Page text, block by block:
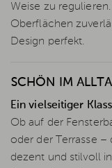
Weise zu
Oberflächen
Design perfekt.
SCHÖN IM
Ein vielseitiger
Ob auf der
oder der Terrasse
dezent und stilvoll